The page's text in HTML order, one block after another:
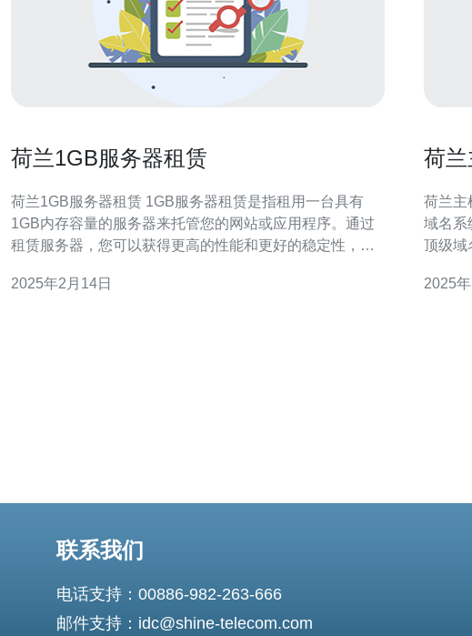
荷兰1GB服务器租赁
荷兰1GB服务器租赁 1GB服务器租赁是指租用一台具有
1GB内存容量的服务器来托管您的网站或应用程序。通过
租赁服务器，您可以获得更高的性能和更好的稳定性，同
在欧洲非常受欢迎的服务器租赁目的地。荷兰拥有出色的
2025年2月14日
荷
荷兰主根
域名系
顶级域
的核心
2025
联系我们
电话支持：00886-982-263-666
邮件支持：idc@shine-telecom.com